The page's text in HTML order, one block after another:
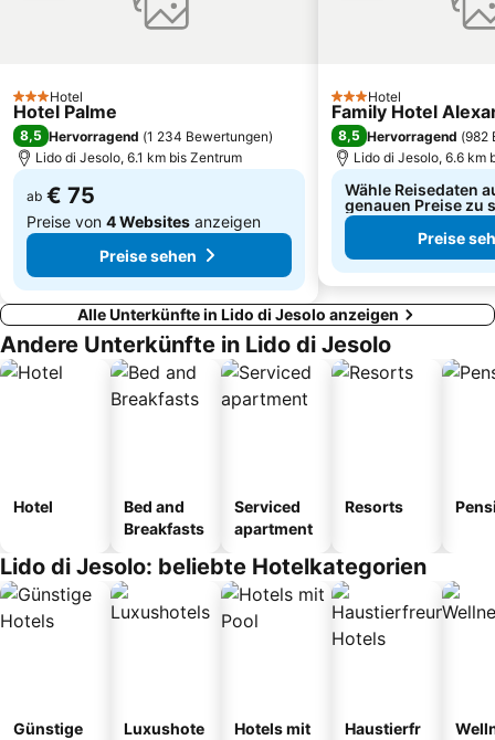
Aquafollie
Centro Storico di Chioggia
Jesolo Sand Nativity - Presepe di sabbia
Hafen von Venedig
Beach Fitness
Rosolina Mare
3 Sterne
Hotel
Hotel Palme
8,5 Hervorragend (1 234 Bewertungen)
Lido di Jesolo, 6.1 km bis Zentrum
ab € 75
Preise von 4 Websites anzeigen
Preise sehen
3 Sterne
Hotel
Family Hotel
8,5 Hervorragend (982
Lido di Jesolo, 6.6 km
Wähle Reisedaten
genauen Preise zu
Preise
Alle Unterkünfte in Lido di Jesolo anzeigen
Andere Unterkünfte in Lido di Jesolo
Hotel
Bed and
Breakfasts
Serviced
apartment
Resorts
Lido di Jesolo: beliebte Hotelkategorien
Günstige
Luxushote
Hotels mit
Haustierfr